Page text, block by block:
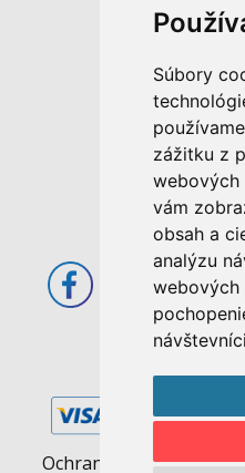
Súbory
zážitku z
webových
vám
obsah a
analýzu
webových
955 01
E-mail:
Tel: +421
Po - Pia:
Ochrana osobných